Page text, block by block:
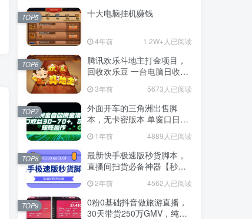
外面开车的三角洲出售脚本，无卡密版本 单窗口日收益30-70+ 可批量操作 0粉0基础抖音做旅游直播，30天带货250万GMV，纯利10万，及经验
十大电脑挂机赚钱
4年前 1.2W+人已阅读
TOP5
腾讯欢乐斗地主打金项目，
回收欢乐豆 一台电脑日收益
3年前 5673人已阅读
TOP6
外面开车的三角洲出售脚
本，无卡密版本 单窗口日收
1年前 4889人已阅读
TOP7
最新快手极速版秒货脚本，
直播间扫货必备神器【秒货
2年前 4562人已阅读
TOP8
0粉0基础抖音做旅游直播，
30天带货250万GMV，纯利
TOP9